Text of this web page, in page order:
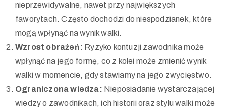
nieprzewidywalne, nawet przy największych
faworytach. Często dochodzi do niespodzianek, które
mogą wpłynąć na wynik walki.
Wzrost obrażeń: Ryzyko kontuzji zawodnika może
wpłynąć na jego formę, co z kolei może zmienić wynik
walki w momencie, gdy stawiamy na jego zwycięstwo.
Ograniczona wiedza: Nieposiadanie wystarczającej
wiedzy o zawodnikach, ich historii oraz stylu walki może